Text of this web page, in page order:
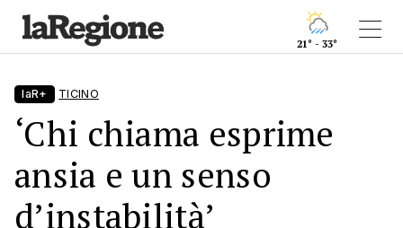
21° - 33°
laR+ TICINO
‘Chi chiama esprime
ansia e un senso
d’instabilità’